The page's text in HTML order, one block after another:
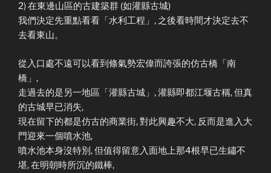
2) 在東邊山區的古建築群 (如灌縣古城)
我們決定先重點看看「水利工程」, 之後看時間才決定去不
去看東山。
從入口處不遠可以看到條氣勢宏偉而誇張的仿古橋「南
橋」,
走過去的是另一地區「灌縣古城」, 灌縣即都江堰古稱, 但真
的古城早已消失,
現在留下的都是仿古的商業街, 對此興趣不大, 反而是進入大
門迎來一個噴水池,
噴水池本身沒特別, 但值得留意入面地上那4根早已生鏽不
堪, 在明朝時所沉的鐵棒,